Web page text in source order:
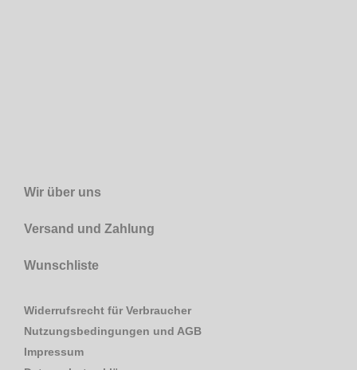
Wir über uns
Versand und Zahlung
Wunschliste
Widerrufsrecht für Verbraucher
Nutzungsbedingungen und AGB
Impressum